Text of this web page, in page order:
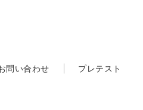
問い合わせ プレテスト